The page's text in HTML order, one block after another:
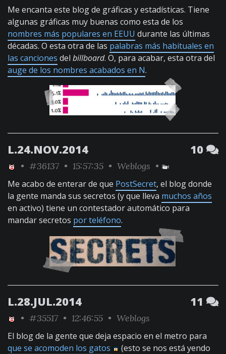
Me encanta este blog de gráficas y estadísticas. Tiene
algunas gráficas muy buenas como esta de los
nombres más populares en EEUU durante las últimas
décadas. O esta otra de las palabras más habituales en
las canciones del billboard. O, para acabar, esta otra del
auge de los nombres acabados en N.
L.24.NOV.2014 10
• #36137 • 15:57:35 • Weblogs •
Me acabo de enterar de que PostSecret, el blog donde
la gente manda sus secretos (y que lleva muchos años
en activo) tiene un contestador automático para
mandar secretos por teléfono.
L.28.JUL.2014 11
• #35517 • 12:46:55 • Weblogs
El blog de la gente que deja espacio en el metro para
que se acomoden los gatos
(esto se nos está yendo